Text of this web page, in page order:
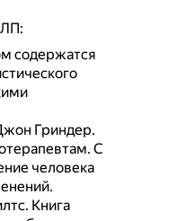
содержатся
Гриндер.
С
человека
Книга